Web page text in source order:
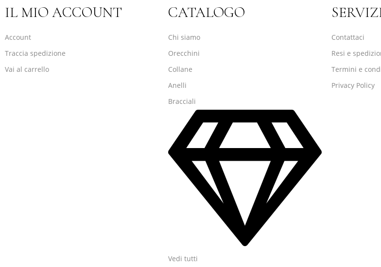
IL MIO ACCOUNT
Account
Traccia spedizione
Vai al carrello
CATALOGO
Chi siamo
Orecchini
Collane
Anelli
Bracciali
Vedi tutti
Contattaci
Resi e
Termini e
Privacy Policy